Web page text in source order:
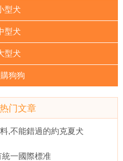
型犬
型犬
型犬
狗狗
热门文章
,不能錯過的約克夏犬
一國際標准